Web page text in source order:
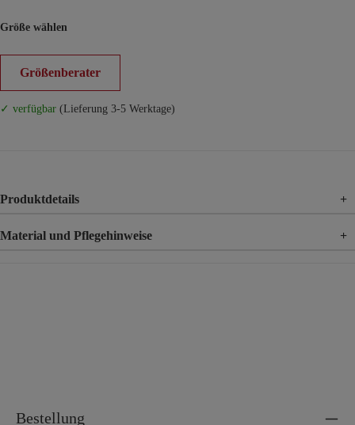
Größe wählen
Größenberater
✓ verfügbar (Lieferung 3-5 Werktage)
Produktdetails +
Material und Pflegehinweise +
Bestellung